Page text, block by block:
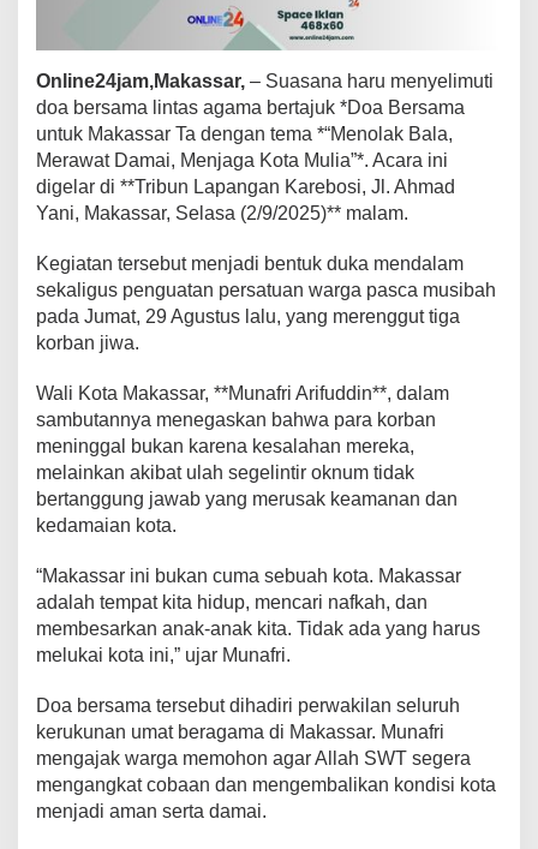
,
a
r
g
a
M
a
k
s
s
a
r
u
h
k
a
n
s
a
t
a
Online24jam,Makassar, – Suasana haru menyelimuti
doa bersama lintas agama bertajuk *Doa Bersama
untuk Makassar Ta dengan tema *“Menolak Bala,
Merawat Damai, Menjaga Kota Mulia”*. Acara ini
digelar di **Tribun Lapangan Karebosi, Jl. Ahmad
Yani, Makassar, Selasa (2/9/2025)** malam.
Kegiatan tersebut menjadi bentuk duka mendalam
sekaligus penguatan persatuan warga pasca musibah
pada Jumat, 29 Agustus lalu, yang merenggut tiga
korban jiwa.
Wali Kota Makassar, **Munafri Arifuddin**, dalam
sambutannya menegaskan bahwa para korban
meninggal bukan karena kesalahan mereka,
melainkan akibat ulah segelintir oknum tidak
bertanggung jawab yang merusak keamanan dan
kedamaian kota.
“Makassar ini bukan cuma sebuah kota. Makassar
adalah tempat kita hidup, mencari nafkah, dan
membesarkan anak-anak kita. Tidak ada yang harus
melukai kota ini,” ujar Munafri.
Doa bersama tersebut dihadiri perwakilan seluruh
kerukunan umat beragama di Makassar. Munafri
mengajak warga memohon agar Allah SWT segera
mengangkat cobaan dan mengembalikan kondisi kota
menjadi aman serta damai.